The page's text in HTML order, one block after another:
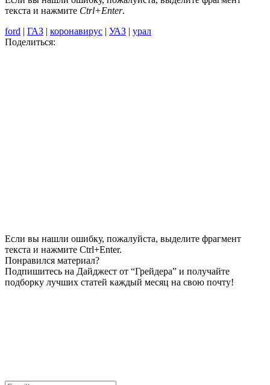
текста и нажмите Ctrl+Enter.
ford | ГАЗ | коронавирус | УАЗ | урал
Поделиться:
Если вы нашли ошибку, пожалуйста, выделите фрагмент
текста и нажмите Ctrl+Enter.
Понравился материал?
Подпишитесь на Дайджест от “Грейдера” и получайте
подборку лучших статей каждый месяц на свою почту!